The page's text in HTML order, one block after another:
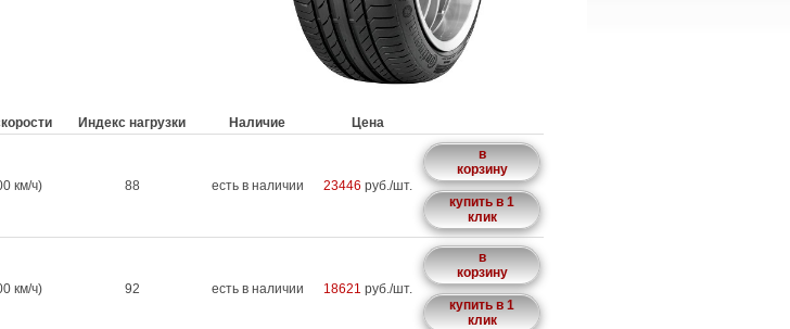
Индекс нагрузки Наличие Цена
км/ч) 88 есть в наличии 23446 руб./шт.
в
корзину
купить в 1
клик
км/ч) 92 есть в наличии 18621 руб./шт.
в
корзину
купить в 1
клик